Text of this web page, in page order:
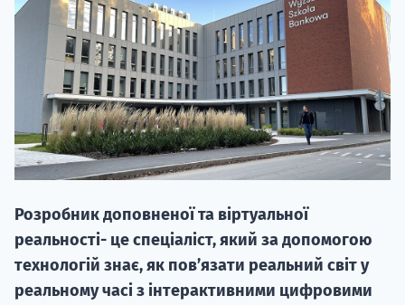
Розробник доповненої та віртуальної
реальності- це спеціаліст, який за допомогою
технологій знає, як пов’язати реальний світ у
реальному часі з інтерактивними цифровими
20.09
"Навчання
вступ на